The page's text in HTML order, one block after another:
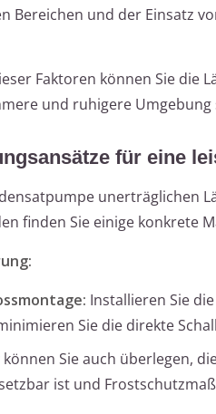
Bereichen und der Einsatz
Faktoren können Sie
und ruhigere Umgebung
für eine
unerträglichen
finden Sie einige konkrete
Installieren Sie
Sie die direkte
Sie auch überlegen,
ist und